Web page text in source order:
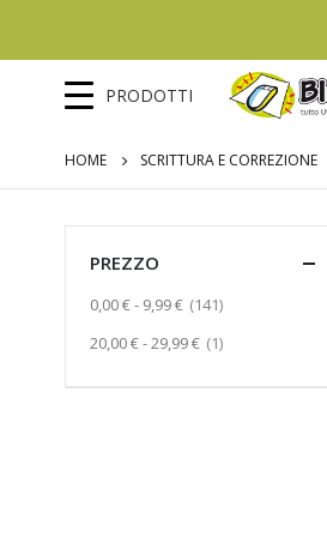
PRODOTTI
HOME SCRITTURA E CORREZIONE
PREZZO
0,00 €- 9,99 € 141Prodotto
20,00 €-29,99 € 1Prodotto